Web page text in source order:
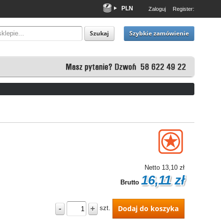
PLN
EUR
USD
Zaloguj Register:
Szukaj Szybkie zamówienie
Netto 13,10 zł
Brutto 16,11 zł
- + szt. Dodaj do koszyka